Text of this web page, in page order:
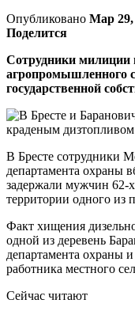
Опубликовано Мар 29,
Поделится
Сотрудники милиции
агропромышленного
государственной
В Бресте сотрудники
департамента охраны
задержали мужчин 62-
территории одного из
Факт хищения
одной из деревень
департамента охраны
работника местного
Сейчас читают